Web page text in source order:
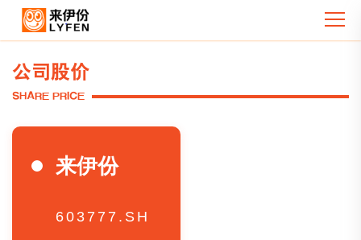
公司股价
SHARE PRICE
来伊份
603777.SH